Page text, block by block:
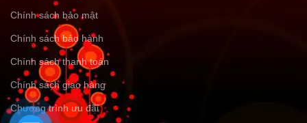
Chính sách bảo mật
Chính sách bảo hành
Chính sách thanh toán
Chính sách giao hàng
Chương trình ưu đãi